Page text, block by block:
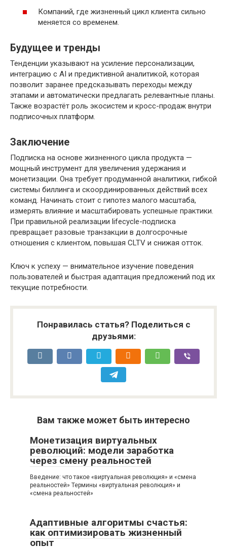
Компаний, где жизненный цикл клиента сильно
меняется со временем.
Будущее и тренды
Тенденции указывают на усиление персонализации,
интеграцию с AI и предиктивной аналитикой, которая
позволит заранее предсказывать переходы между
этапами и автоматически предлагать релевантные планы.
Также возрастёт роль экосистем и кросс-продаж внутри
подписочных платформ.
Заключение
Подписка на основе жизненного цикла продукта —
мощный инструмент для увеличения удержания и
монетизации. Она требует продуманной аналитики, гибкой
системы биллинга и скоординированных действий всех
команд. Начинать стоит с гипотез малого масштаба,
измерять влияние и масштабировать успешные практики.
При правильной реализации lifecycle-подписка
превращает разовые транзакции в долгосрочные
отношения с клиентом, повышая CLTV и снижая отток.
Ключ к успеху — внимательное изучение поведения
пользователей и быстрая адаптация предложений под их
текущие потребности.
Понравилась статья? Поделиться с
друзьями:
Вам также может быть интересно
Монетизация виртуальных
революций: модели заработка
через смену реальностей
Введение: что такое «виртуальная революция» и «смена
реальностей» Термины «виртуальная революция» и
«смена реальностей»
Адаптивные алгоритмы счастья:
как оптимизировать жизненный
опыт